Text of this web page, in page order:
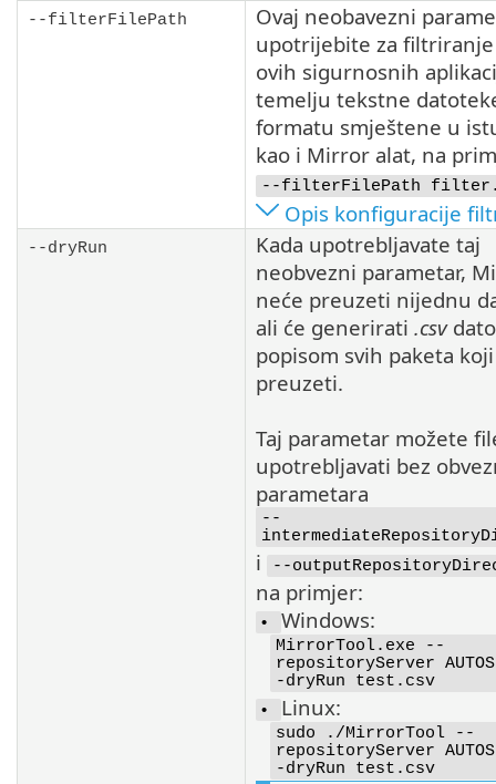
--filterFilePath
Ovaj neobavezni
upotrijebite za filtriranje
ovih sigurnosnih
temelju tekstne
formatu smještene u
kao i Mirror alat, na
--filterFilePath
Opis konfiguracije
--dryRun
Kada upotrebljavate taj
neobvezni parametar,
neće preuzeti nijednu
ali će generirati .csv
popisom svih paketa
preuzeti.
Taj parametar možete
upotrebljavati bez
parametara
--
i --
na primjer:
• Windows:
MirrorTool.exe --
repositoryServer
-dryRun test.csv
•
Linux:
sudo ./MirrorTool --
repositoryServer
-dryRun test.csv